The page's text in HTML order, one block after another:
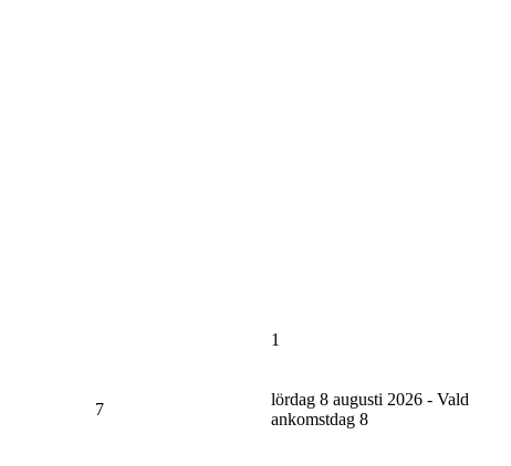
1
7
lördag 8 augusti 2026 - Vald
ankomstdag 8